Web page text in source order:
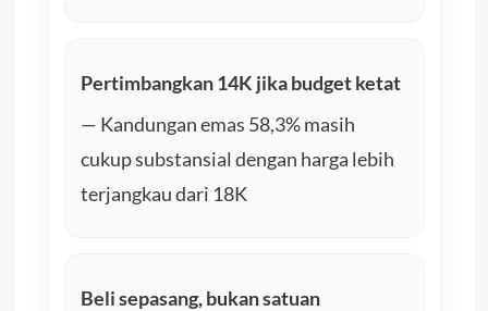
Pertimbangkan 14K jika budget ketat
— Kandungan emas 58,3% masih
cukup substansial dengan harga lebih
terjangkau dari 18K
Beli sepasang, bukan satuan